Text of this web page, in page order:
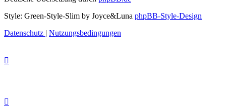
Style: Green-Style-Slim by Joyce&Luna phpBB-Style-Design
Datenschutz | Nutzungsbedingungen